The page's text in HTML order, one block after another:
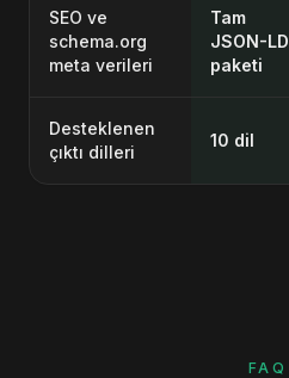
SEO ve
schema.org
meta verileri
Tam
JSON-LD
paketi
Desteklenen
çıktı dilleri
10 dil
FAQ